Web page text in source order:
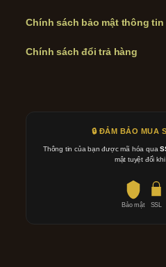
Chính sách bảo mật thông tin
Chính sách đổi trả hàng
🔒 ĐẢM BẢO MUA
Thông tin của bạn được mã hóa qua
mật tuyệt đối khi
Bảo mật SSL